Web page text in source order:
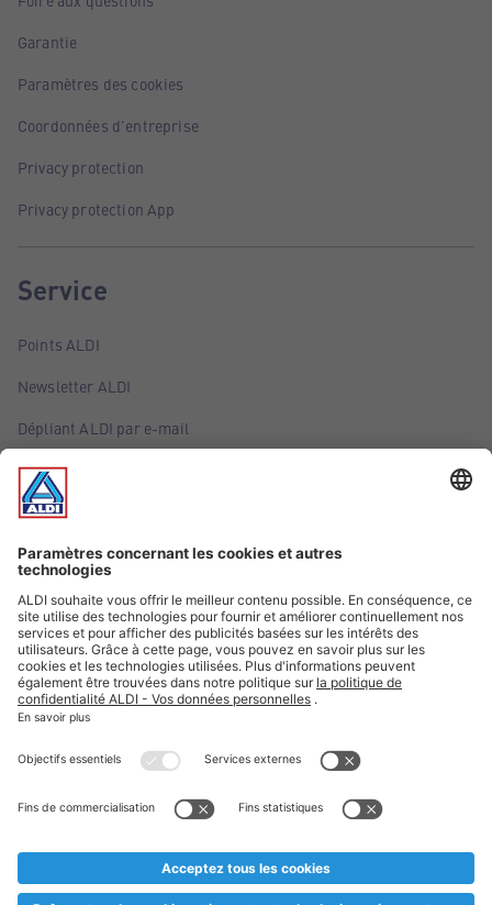
Garantie
Paramètres des cookies
Coordonnées d'entreprise
Privacy protection
Privacy protection App
Service
Points ALDI
Newsletter ALDI
Dépliant ALDI par e-mail
Offres
Infos essentielles
Suivez ALDI Belgique
Textes marqués d'un astérisque et mentions légales
* Nous vendons ces articles temporairement et jusqu'à
au cas où, malgré le planning bien étudié, nous serions
prématurément en rupture de stock. Prix Recupel et TVA incl.
** Sur ce site, l’utilisation de la forme masculine a été adoptée